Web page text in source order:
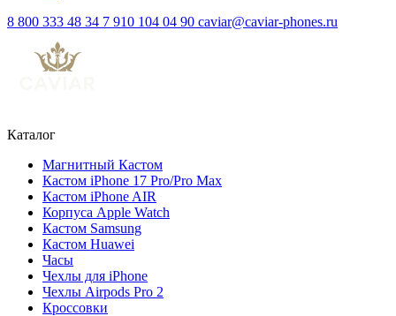
8 800 333 48 34 7 910 104 04 90 caviar@caviar-phones.ru
Каталог
Магнитный Кастом
Кастом iPhone 17 Pro/Pro Max
Кастом iPhone AIR
Корпуса Apple Watch
Кастом Samsung
Кастом Huawei
Часы
Чехлы для iPhone
Чехлы Airpods Pro 2
Кроссовки